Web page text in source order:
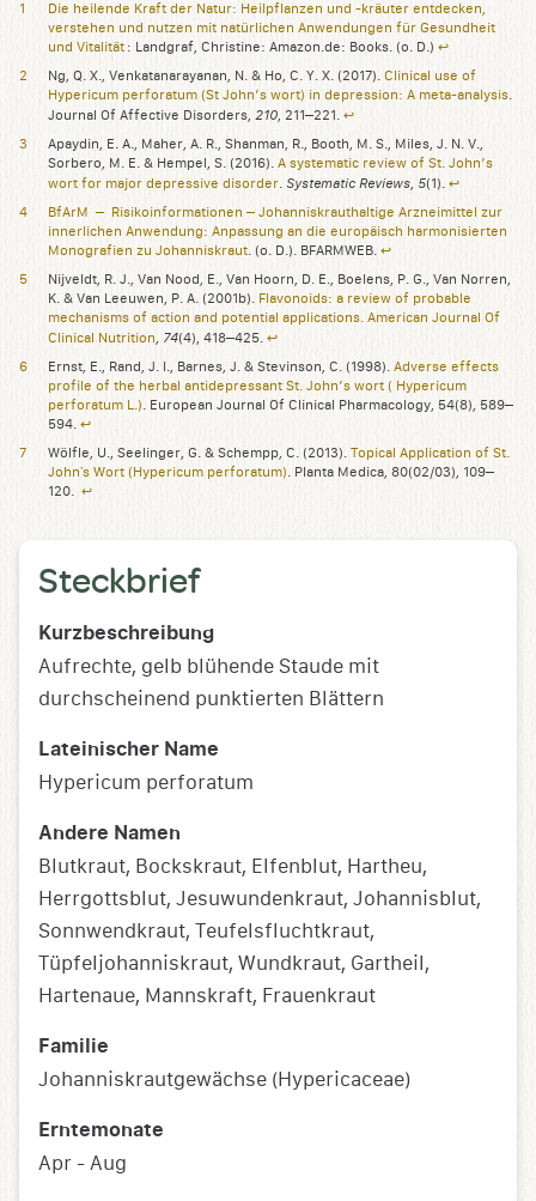
Die heilende Kraft der Natur: Heilpflanzen und -kräuter entdecken,
verstehen und nutzen mit natürlichen Anwendungen für Gesundheit
und Vitalität : Landgraf, Christine: Amazon.de: Books. (o. D.) ↩︎
Ng, Q. X., Venkatanarayanan, N. & Ho, C. Y. X. (2017). Clinical use of
Hypericum perforatum (St John’s wort) in depression: A meta-analysis.
Journal Of Affective Disorders, 210, 211–221. ↩︎
Apaydin, E. A., Maher, A. R., Shanman, R., Booth, M. S., Miles, J. N. V.,
Sorbero, M. E. & Hempel, S. (2016). A systematic review of St. John’s
wort for major depressive disorder. Systematic Reviews, 5(1). ↩︎
BfArM – Risikoinformationen – Johanniskrauthaltige Arzneimittel zur
innerlichen Anwendung: Anpassung an die europäisch harmonisierten
Monografien zu Johanniskraut. (o. D.). BFARMWEB. ↩︎
Nijveldt, R. J., Van Nood, E., Van Hoorn, D. E., Boelens, P. G., Van Norren,
K. & Van Leeuwen, P. A. (2001b). Flavonoids: a review of probable
mechanisms of action and potential applications. American Journal Of
Clinical Nutrition, 74(4), 418–425. ↩︎
Ernst, E., Rand, J. I., Barnes, J. & Stevinson, C. (1998). Adverse effects
profile of the herbal antidepressant St. John’s wort ( Hypericum
perforatum L.). European Journal Of Clinical Pharmacology, 54(8), 589–
594. ↩︎
Wölfle, U., Seelinger, G. & Schempp, C. (2013). Topical Application of St.
Johnʼs Wort (Hypericum perforatum). Planta Medica, 80(02/03), 109–
120. ↩︎
Steckbrief
Kurzbeschreibung
Aufrechte, gelb blühende Staude mit
durchscheinend punktierten Blättern
Lateinischer Name
Hypericum perforatum
Andere Namen
Blutkraut, Bockskraut, Elfenblut, Hartheu,
Herrgottsblut, Jesuwundenkraut, Johannisblut,
Sonnwendkraut, Teufelsfluchtkraut,
Tüpfeljohanniskraut, Wundkraut, Gartheil,
Hartenaue, Mannskraft, Frauenkraut
Familie
Johanniskrautgewächse (Hypericaceae)
Erntemonate
Apr - Aug